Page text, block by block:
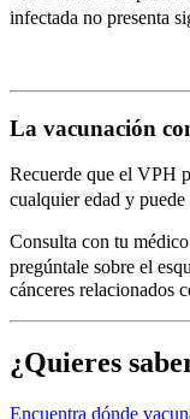
infectada no presenta
La vacunación
Recuerde que el VPH
cualquier edad y
Consulta con tu
pregúntale sobre el
cánceres relacionados
¿Quieres
Encuentra dónde